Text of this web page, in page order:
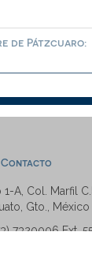
de Pátzcuaro:
Contacto
1-A, Col. Marfil
Gto., México
7320006 Ext.